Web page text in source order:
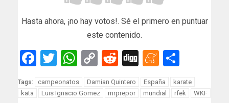
Hasta ahora, ¡no hay votos!. Sé el primero en puntuar
este contenido.
Facebook
Twitter
WhatsApp
Copy
Link
Reddit
Digg
Tags: campeonatos Damian Quintero España
karate
kata
Luis Ignacio Gomez mrprepor mundial rfek WKF